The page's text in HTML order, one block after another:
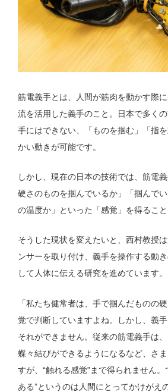
筋電義手とは、人間が筋肉を動かす際
流を活用した義手のこと。日本で多く
手にはできない、「ものを掴む」「指
かい動きが可能です。
しかし、現在の日本の技術では、筋電
硬さのものを掴んでいるか」「掴んで
の温度か」といった「感覚」を得ること
そうした現状を変えたいと、西村教授
ンサーを取り付け、義手を操作する動
して人体に伝える研究を進めています。
「私たち健常者は、手で掴んだものの
覚で判断していますよね。しかし、義
それができません。従来の筋電義手は
蝶々結びができるようになるなど、さ
すが、“触れる感覚”まで得られません
ある”というのは人間にとってかけがえ